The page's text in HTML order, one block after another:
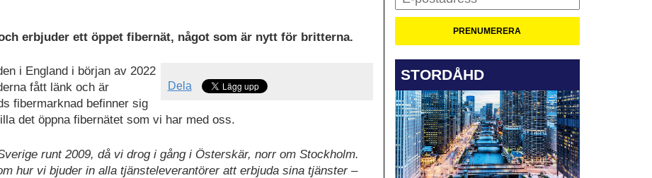
erbjuder ett öppet fibernät, något som är nytt för britterna.
Dela
i England i början av 2022
fått länk och är
fibermarknad befinner sig
det öppna fibernätet som vi har med oss.
runt 2009, då vi drog i gång i Österskär, norr om Stockholm.
hur vi bjuder in alla tjänsteleverantörer att erbjuda sina tjänster –
STORDÅHD